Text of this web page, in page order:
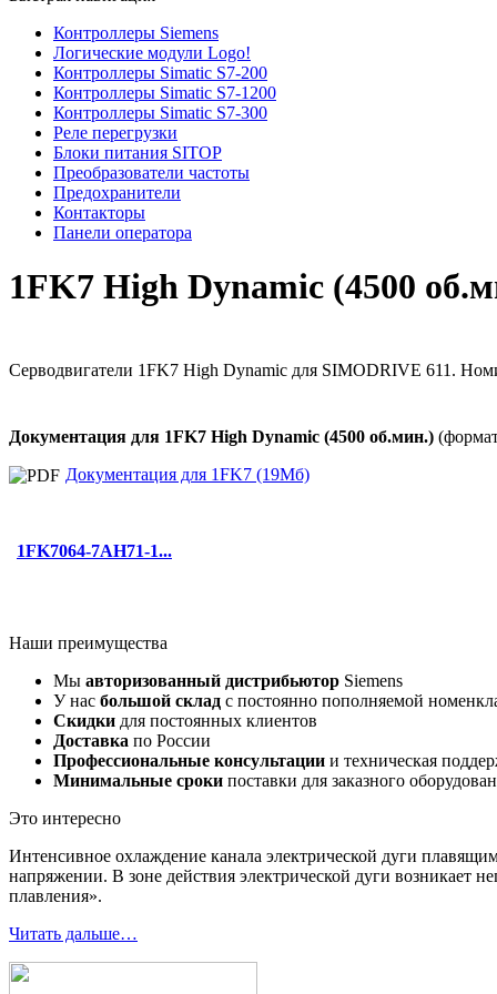
Контроллеры Siemens
Логические модули Logo!
Контроллеры Simatic S7-200
Контроллеры Simatic S7-1200
Контроллеры Simatic S7-300
Реле перегрузки
Блоки питания SITOP
Преобразователи частоты
Предохранители
Контакторы
Панели оператора
1FK7 High Dynamic (4500
Серводвигатели 1FK7 High Dynamic для SIMODRIVE 611.
Документация для 1FK7 High Dynamic (4500 об.мин.)
Документация для 1FK7 (19Мб)
1FK7064-7AH71-1...
Наши преимущества
Мы авторизованный дистрибьютор Siemens
У нас большой склад с постоянно пополняемой
Скидки для постоянных клиентов
Доставка по России
Профессиональные консультации и техническая
Минимальные сроки поставки для заказного
Это интересно
Интенсивное охлаждение канала электрической дуги
напряжении. В зоне действия электрической дуги возникает
плавления».
Читать дальше…